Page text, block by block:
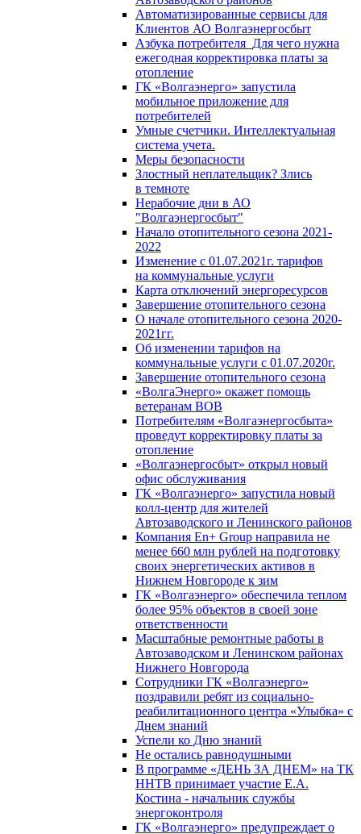
Автоматизированные сервисы для
Клиентов АО Волгаэнергосбыт
Азбука потребителя_Для чего нужна
ежегодная корректировка платы за
отопление
ГК «Волгаэнерго» запустила
мобильное приложение для
потребителей
Умные счетчики. Интеллектуальная
система учета.
Меры безопасности
Злостный неплательщик? Злись
в темноте
Нерабочие дни в АО
"Волгаэнергосбыт"
Начало отопительного сезона 2021-
2022
Изменение с 01.07.2021г. тарифов
на коммунальные услуги
Карта отключений энергоресурсов
Завершение отопительного сезона
О начале отопительного сезона 2020-
2021гг.
Об изменении тарифов на
коммунальные услуги с 01.07.2020г.
Завершение отопительного сезона
«ВолгаЭнерго» окажет помощь
ветеранам ВОВ
Потребителям «Волгаэнергосбыта»
проведут корректировку платы за
отопление
«Волгаэнергосбыт» открыл новый
офис обслуживания
ГК «Волгаэнерго» запустила новый
колл-центр для жителей
Автозаводского и Ленинского районов
Компания En+ Group направила не
менее 660 млн рублей на подготовку
своих энергетических активов в
Нижнем Новгороде к зим
ГК «Волгаэнерго» обеспечила теплом
более 95% объектов в своей зоне
ответственности
Масштабные ремонтные работы в
Автозаводском и Ленинском районах
Нижнего Новгорода
Сотрудники ГК «Волгаэнерго»
поздравили ребят из социально-
реабилитационного центра «Улыбка» с
Днем знаний
Успели ко Дню знаний
Не остались равнодушными
В программе «ДЕНЬ ЗА ДНЕМ» на ТК
ННТВ принимает участие Е.А.
Костина - начальник службы
энергоконтроля
ГК «Волгаэнерго» предупреждает о